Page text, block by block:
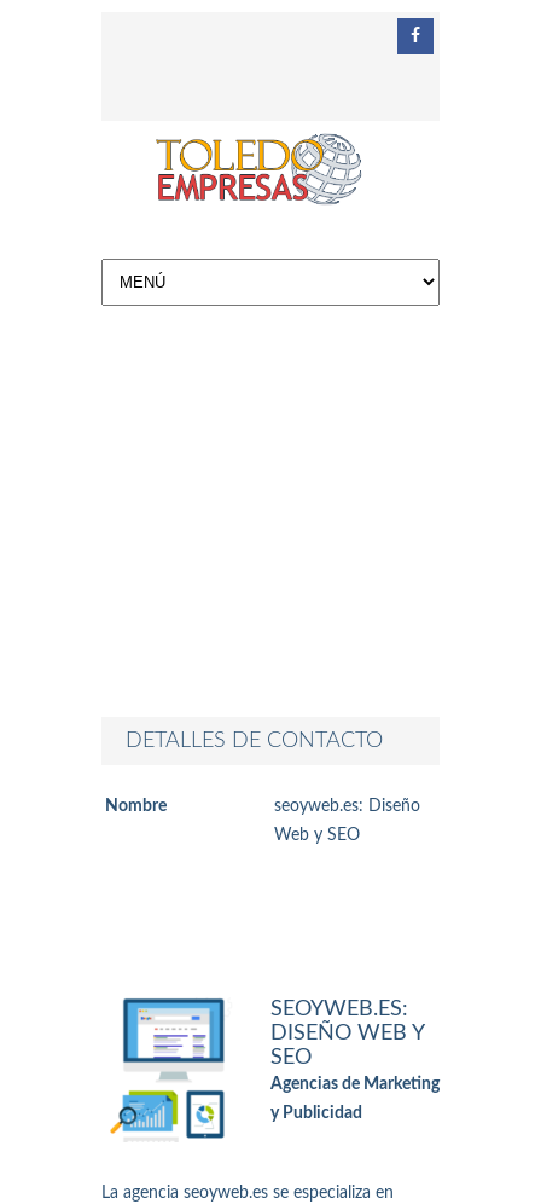
DETALLES DE CONTACTO
Nombre
seoyweb.es: Diseño
Web y SEO
SEOYWEB.ES:
DISEÑO WEB Y
SEO
Agencias de Marketing
y Publicidad
La agencia seoyweb.es se especializa en